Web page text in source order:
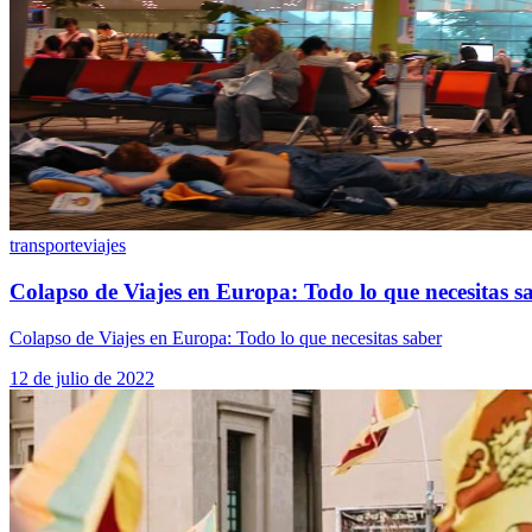
transporteviajes
Colapso de Viajes en Europa: Todo lo que necesitas
Colapso de Viajes en Europa: Todo lo que necesitas saber
12 de julio de 2022